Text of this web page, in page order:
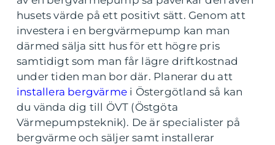
husets värde på ett positivt sätt. Genom att
investera i en bergvärmepump kan man
därmed sälja sitt hus för ett högre pris
samtidigt som man får lägre driftkostnad
under tiden man bor där. Planerar du att
installera bergvärme i Östergötland så kan
du vända dig till ÖVT (Östgöta
Värmepumpsteknik). De är specialister på
bergvärme och säljer samt installerar